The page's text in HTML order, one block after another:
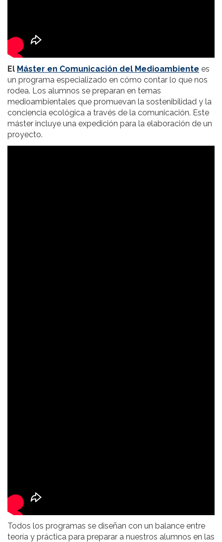
El Máster en Comunicación del Medioambiente es
un programa especializado en cómo contar lo que nos
rodea. Los alumnos se preparan en temas
medioambientales que promuevan la sostenibilidad y la
conciencia ecológica a través de la comunicación. Este
máster incluye una expedición para la elaboración de un
proyecto.
Todos los programas se diseñan con un balance entre
teoría y práctica para preparar a nuestros alumnos en las